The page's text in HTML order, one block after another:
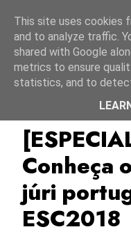
Conheça
júri
ESC2018
This site uses cookies
and to analyze traffic.
shared with Google
metrics to ensure
statistics, and to